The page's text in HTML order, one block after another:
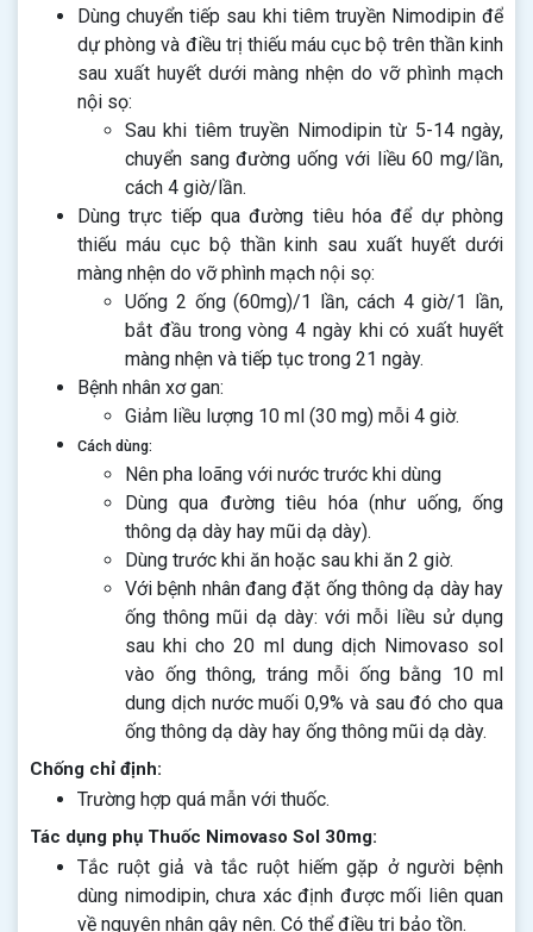
Dùng chuyển tiếp sau khi tiêm truyền Nimodipin để
dự phòng và điều trị thiếu máu cục bộ trên thần kinh
sau xuất huyết dưới màng nhện do vỡ phình mạch
nội sọ:
Sau khi tiêm truyền Nimodipin từ 5-14 ngày,
chuyển sang đường uống với liều 60 mg/lần,
cách 4 giờ/lần.
Dùng trực tiếp qua đường tiêu hóa để dự phòng
thiếu máu cục bộ thần kinh sau xuất huyết dưới
màng nhện do vỡ phình mạch nội sọ:
Uống 2 ống (60mg)/1 lần, cách 4 giờ/1 lần,
bắt đầu trong vòng 4 ngày khi có xuất huyết
màng nhện và tiếp tục trong 21 ngày.
Bệnh nhân xơ gan:
Giảm liều lượng 10 ml (30 mg) mỗi 4 giờ.
Cách dùng:
Nên pha loãng với nước trước khi dùng
Dùng qua đường tiêu hóa (như uống, ống
thông dạ dày hay mũi dạ dày).
Dùng trước khi ăn hoặc sau khi ăn 2 giờ.
Với bệnh nhân đang đặt ống thông dạ dày hay
ống thông mũi dạ dày: với mỗi liều sử dụng
sau khi cho 20 ml dung dịch Nimovaso sol
vào ống thông, tráng mỗi ống bằng 10 ml
dung dịch nước muối 0,9% và sau đó cho qua
ống thông dạ dày hay ống thông mũi dạ dày.
Chống chỉ định:
Trường hợp quá mẫn với thuốc.
Tác dụng phụ Thuốc Nimovaso Sol 30mg:
Tắc ruột giả và tắc ruột hiếm gặp ở người bệnh
dùng nimodipin, chưa xác định được mối liên quan
về nguyên nhân gây nên. Có thể điều trị bảo tồn.